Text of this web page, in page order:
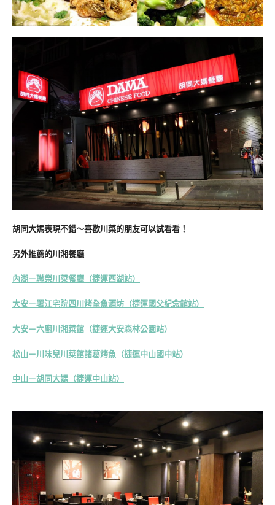
胡同大媽表現不錯～喜歡川菜的朋友可以試看看！
另外推薦的川湘餐廳
內湖－聯榮川菜餐廳（捷運西湖站）
大安－署江宅院四川烤全魚酒坊（捷運國父紀念館站）
大安－六廚川湘菜館（捷運大安森林公園站）
松山－川味兒川菜館諸葛烤魚（捷運中山國中站）
中山－胡同大媽（捷運中山站）